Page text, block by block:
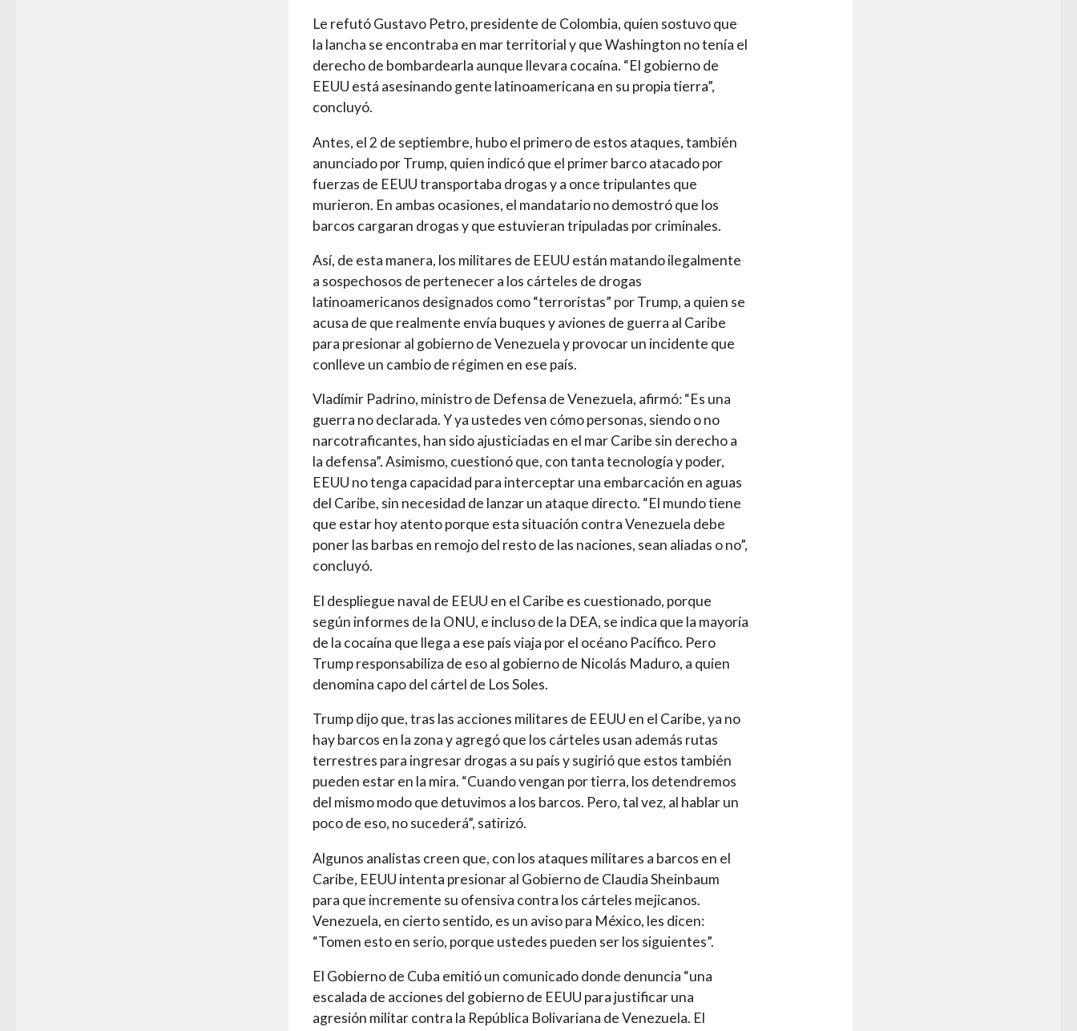
Le refutó Gustavo Petro, presidente de Colombia, quien sostuvo que
la lancha se encontraba en mar territorial y que Washington no tenía el
derecho de bombardearla aunque llevara cocaína. “El gobierno de
EEUU está asesinando gente latinoamericana en su propia tierra”,
concluyó.
Antes, el 2 de septiembre, hubo el primero de estos ataques, también
anunciado por Trump, quien indicó que el primer barco atacado por
fuerzas de EEUU transportaba drogas y a once tripulantes que
murieron. En ambas ocasiones, el mandatario no demostró que los
barcos cargaran drogas y que estuvieran tripuladas por criminales.
Así, de esta manera, los militares de EEUU están matando ilegalmente
a sospechosos de pertenecer a los cárteles de drogas
latinoamericanos designados como “terroristas” por Trump, a quien se
acusa de que realmente envía buques y aviones de guerra al Caribe
para presionar al gobierno de Venezuela y provocar un incidente que
conlleve un cambio de régimen en ese país.
Vladímir Padrino, ministro de Defensa de Venezuela, afirmó: “Es una
guerra no declarada. Y ya ustedes ven cómo personas, siendo o no
narcotraficantes, han sido ajusticiadas en el mar Caribe sin derecho a
la defensa”. Asimismo, cuestionó que, con tanta tecnología y poder,
EEUU no tenga capacidad para interceptar una embarcación en aguas
del Caribe, sin necesidad de lanzar un ataque directo. “El mundo tiene
que estar hoy atento porque esta situación contra Venezuela debe
poner las barbas en remojo del resto de las naciones, sean aliadas o no”,
concluyó.
El despliegue naval de EEUU en el Caribe es cuestionado, porque
según informes de la ONU, e incluso de la DEA, se indica que la mayoría
de la cocaína que llega a ese país viaja por el océano Pacífico. Pero
Trump responsabiliza de eso al gobierno de Nicolás Maduro, a quien
denomina capo del cártel de Los Soles.
Trump dijo que, tras las acciones militares de EEUU en el Caribe, ya no
hay barcos en la zona y agregó que los cárteles usan además rutas
terrestres para ingresar drogas a su país y sugirió que estos también
pueden estar en la mira. “Cuando vengan por tierra, los detendremos
del mismo modo que detuvimos a los barcos. Pero, tal vez, al hablar un
poco de eso, no sucederá”, satirizó.
Algunos analistas creen que, con los ataques militares a barcos en el
Caribe, EEUU intenta presionar al Gobierno de Claudia Sheinbaum
para que incremente su ofensiva contra los cárteles mejicanos.
Venezuela, en cierto sentido, es un aviso para México, les dicen:
“Tomen esto en serio, porque ustedes pueden ser los siguientes”.
El Gobierno de Cuba emitió un comunicado donde denuncia “una
escalada de acciones del gobierno de EEUU para justificar una
agresión militar contra la República Bolivariana de Venezuela. El